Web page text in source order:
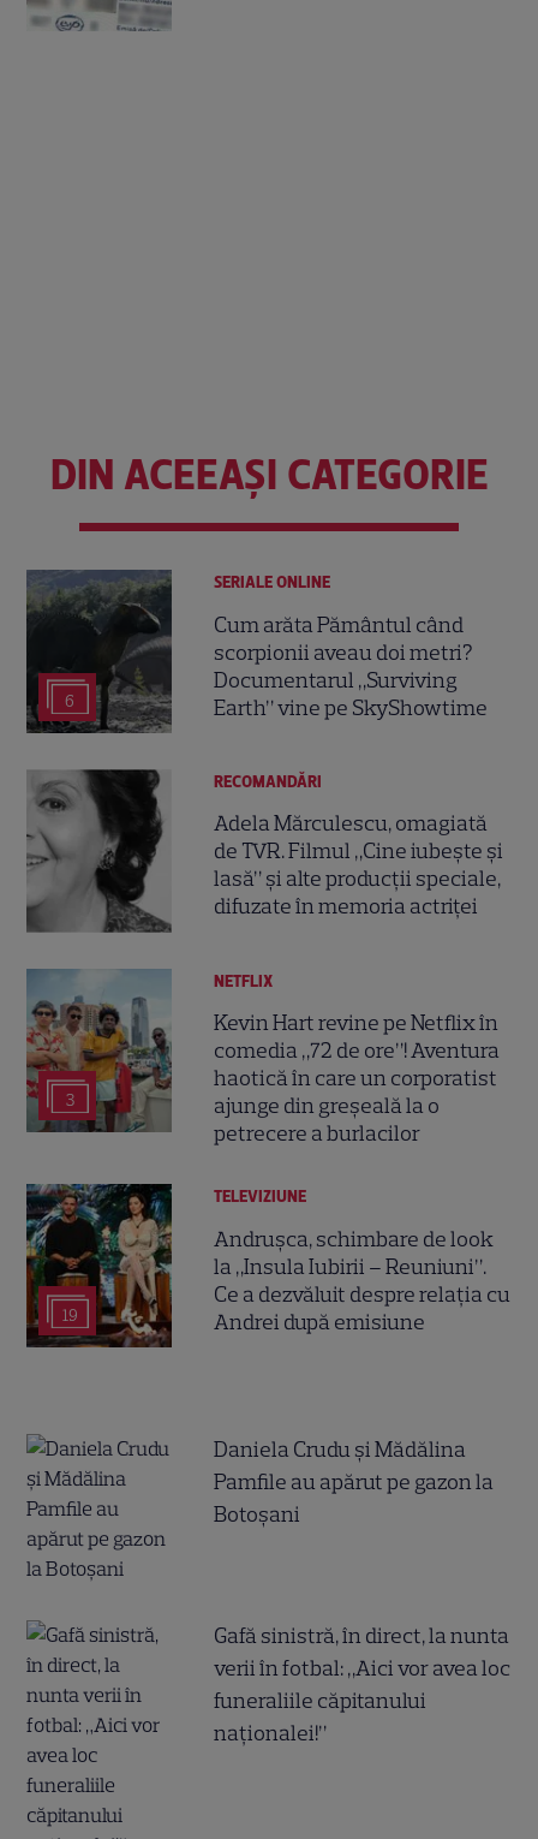
DIN ACEEAȘI CATEGORIE
6
SERIALE ONLINE
Cum arăta Pământul când
scorpionii aveau doi metri?
Documentarul „Surviving
Earth” vine pe SkyShowtime
RECOMANDĂRI
Adela Mărculescu, omagiată
de TVR. Filmul „Cine iubește și
lasă” și alte producții speciale,
difuzate în memoria actriței
3
NETFLIX
Kevin Hart revine pe Netflix în
comedia „72 de ore”! Aventura
haotică în care un corporatist
ajunge din greșeală la o
petrecere a burlacilor
19
TELEVIZIUNE
Andrușca, schimbare de look
la „Insula Iubirii – Reuniuni”.
Ce a dezvăluit despre relația cu
Andrei după emisiune
Daniela Crudu și Mădălina
Pamfile au apărut pe gazon la
Botoșani
Gafă sinistră, în direct, la nunta
verii în fotbal: „Aici vor avea loc
funeraliile căpitanului
naționalei!”